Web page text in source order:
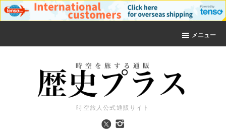
メニュー
時空旅人公式通販サイト